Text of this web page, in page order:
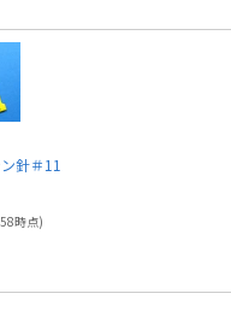
針＃11
時点)